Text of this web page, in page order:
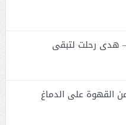
هدى رحلت لتبقى
القهوة على الدماغ